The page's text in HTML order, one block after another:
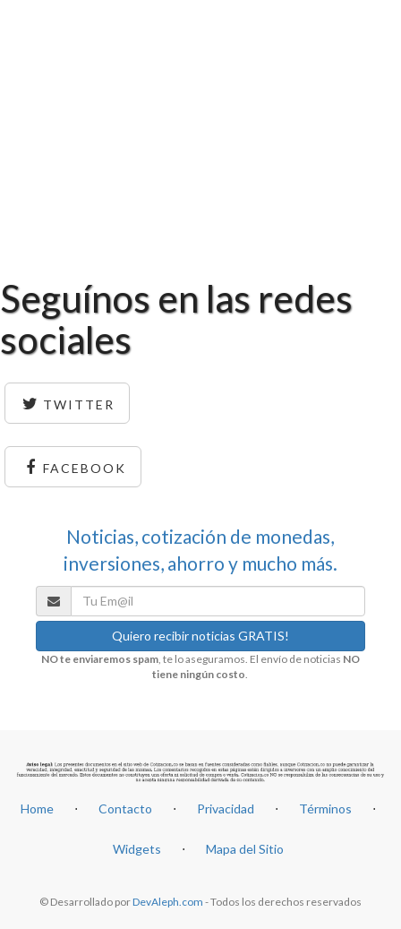
Seguínos en las redes
sociales
TWITTER
FACEBOOK
Noticias, cotización de monedas,
inversiones, ahorro y mucho más.
NO te enviaremos spam, te lo aseguramos. El envío de noticias NO
tiene ningún costo
Home ⋅ Contacto ⋅ Privacidad ⋅ Términos ⋅
Widgets ⋅ Mapa del Sitio
© Desarrollado porDevAleph.com - Todos los derechos reservados